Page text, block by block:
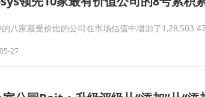
八家最受价比的公司在市场估值中增加了1,28,503
27